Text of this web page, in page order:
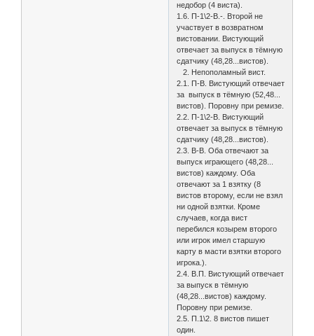
недобор (4 виста).
1.6. П-1\2-В.-. Второй не
участвует в возвратном
вистовании. Вистующий
отвечает за выпуск в тёмную
сдатчику (48,28...вистов).
2. Непополамный вист.
2.1. П-В. Вистующий отвечает
за выпуск в тёмную (52,48...
вистов). Поровну при ремизе.
2.2. П-1\2-В. Вистующий
отвечает за выпуск в тёмную
сдатчику (48,28...вистов).
2.3. В-В. Оба отвечают за
выпуск играющего (48,28...
вистов) каждому. Оба
отвечают за 1 взятку (8
вистов второму, если не взял
ни одной взятки. Кроме
случаев, когда вист
перебился козырем второго
или игрок имел старшую
карту в масти взятки второго
игрока.).
2.4. В.П. Вистующий отвечает
за выпуск в тёмную
(48,28...вистов) каждому.
Поровну при ремизе.
2.5. П.1\2. 8 вистов пишет
один.